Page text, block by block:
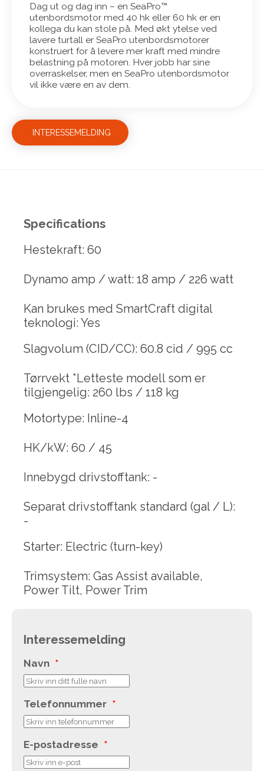
Dag ut og dag inn – en SeaPro™
utenbordsmotor med 40 hk eller 60 hk er en
kollega du kan stole på. Med økt ytelse ved
lavere turtall er SeaPro utenbordsmotorer
konstruert for å levere mer kraft med mindre
belastning på motoren. Hver jobb har sine
overraskelser, men en SeaPro utenbordsmotor
vil ikke være en av dem.
INTERESSEMELDING
Specifications
Hestekraft: 60
Dynamo amp / watt: 18 amp / 226 watt
Kan brukes med SmartCraft digital
teknologi: Yes
Slagvolum (CID/CC): 60.8 cid / 995 cc
Tørrvekt *Letteste modell som er
tilgjengelig: 260 lbs / 118 kg
Motortype: Inline-4
HK/kW: 60 / 45
Innebygd drivstofftank: -
Separat drivstofftank standard (gal / L):
-
Starter: Electric (turn-key)
Trimsystem: Gas Assist available,
Power Tilt, Power Trim
Interessemelding
Navn *
Telefonnummer *
E-postadresse *